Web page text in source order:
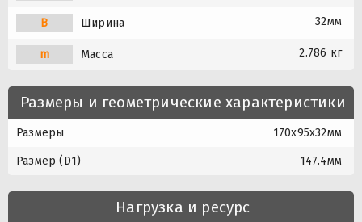
B Ширина 32мм
m Масса 2.786 кг
Размеры и геометрические характеристики
Размеры 170x95x32мм
Размер (D1) 147.4мм
Нагрузка и ресурс